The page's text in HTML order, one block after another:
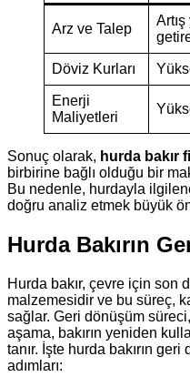
Arz ve Talep
Döviz Kurları
Enerji
Maliyetleri
Sonuç olarak, hurda bakır
birbirine bağlı olduğu bir
Bu nedenle, hurdayla
doğru analiz etmek büyük
Hurda Bakırın
Hurda bakır, çevre için son
malzemesidir ve bu süreç,
sağlar. Geri dönüşüm
aşama, bakırın yeniden
tanır. İşte hurda bakırın
adımları: